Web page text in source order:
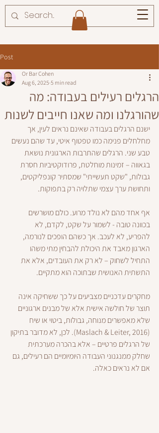
Post
הרגלים רעילים בעבודה: מה
שהורגלנו ומה שאנו חייבים לשנות
Or Bar Cohen
Aug 6, 2025 5 min read
ישנם הרגלים בעבודה שאינם נראים לעין, אך
מחלחלים פנימה כמו טפטוף איטי, עד שהם נעשים
טבע שני. הרגלים שהתרבות הארגונית נושאת
בגאווה – זמינות מוחלטת, פרודוקטיביות חסרת
גבולות, "שקט תעשייתי" שמסתיר קונפליקטים,
ותחושת ערך עצמי שתלויה רק בתפוקות.
אף אחד מהם לא נולד מרוע. כולם מושרשים
בכוונה טובה - לשמור על שקט, לקדם, לא
להפריע, לא לעכב. אך כשהם הופכים לנורמה,
הארגון מאבד את היכולת להבחין מתי משהו
התחיל לשחוק – לא רק את העובדים, אלא את
התשתית האנושית שבתוכה הוא מתקיים.
מחקרים עדכניים מצביעים על כך ששחיקה אינה
תוצר של חולשה אישית אלא של מבנים ארגוניים
שלא מאפשרים מנוחה, גבולות, ביטוי או שיח
(Maslach & Leiter, 2016). לכן, לא מדובר בתיקון
של הרגלים פרטיים – אלא בהכרה מערכתית
שחלק ממנגנוני העבודה היומיומיים הם רעילים, גם
אם לא נראים כאלה.